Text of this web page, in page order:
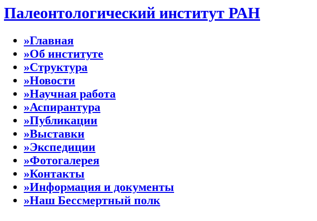
Палеонтологический институт РАН
»Главная
»Об институте
»Структура
»Новости
»Научная работа
»Аспирантура
»Публикации
»Выставки
»Экспедиции
»Фотогалерея
»Контакты
»Информация и документы
»Наш Бессмертный полк